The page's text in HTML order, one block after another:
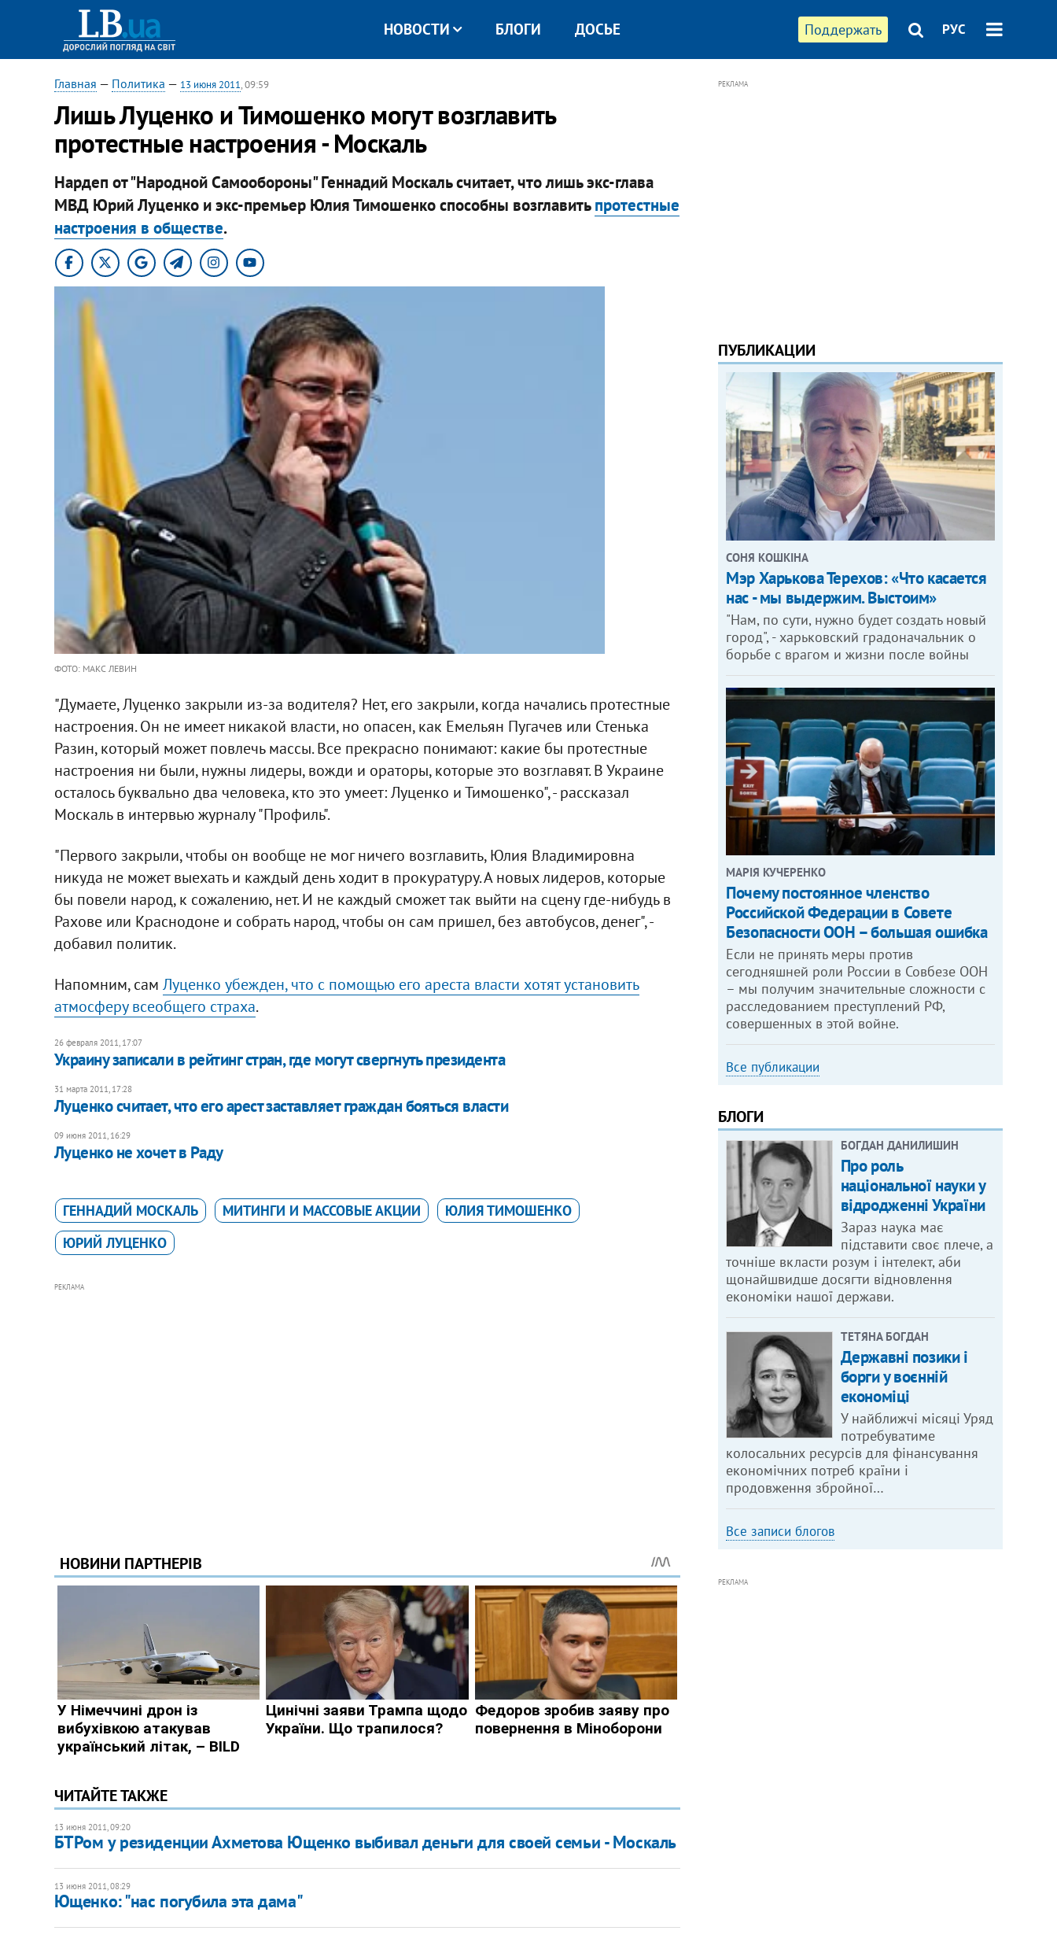
Поддержать РУС
НОВОСТИ БЛОГИ ДОСЬЕ
Главная — Политика — 13 июня 2011, 09:59
Лишь Луценко и Тимошенко могут возглавить
протестные настроения - Москаль
Нардеп от "Народной Самообороны" Геннадий Москаль считает, что лишь экс-глава
МВД Юрий Луценко и экс-премьер Юлия Тимошенко способны возглавитьпротестные
настроения в обществе.
ФОТО: МАКС ЛЕВИН
"Думаете, Луценко закрыли из-за водителя? Нет, его закрыли, когда начались протестные
настроения. Он не имеет никакой власти, но опасен, как Емельян Пугачев или Стенька
Разин, который может повлечь массы. Все прекрасно понимают: какие бы протестные
настроения ни были, нужны лидеры, вожди и ораторы, которые это возглавят. В Украине
осталось буквально два человека, кто это умеет: Луценко и Тимошенко", - рассказал
Москаль в интервью журналу "Профиль".
"Первого закрыли, чтобы он вообще не мог ничего возглавить, Юлия Владимировна
никуда не может выехать и каждый день ходит в прокуратуру. А новых лидеров, которые
бы повели народ, к сожалению, нет. И не каждый сможет так выйти на сцену где-нибудь в
Рахове или Краснодоне и собрать народ, чтобы он сам пришел, без автобусов, денег", -
добавил политик.
Напомним, сам Луценко убежден, что с помощью его ареста власти хотят установить
атмосферу всеобщего страха.
26 февраля 2011, 17:07
Украину записали в рейтинг стран, где могут свергнуть президента
31 марта 2011, 17:28
Луценко считает, что его арест заставляет граждан бояться власти
09 июня 2011, 16:29
Луценко не хочет в Раду
ГЕННАДИЙ МОСКАЛЬ МИТИНГИ И МАССОВЫЕ АКЦИИ
ЮЛИЯ ТИМОШЕНКО
ЮРИЙ ЛУЦЕНКО
РЕКЛАМА
ЧИТАЙТЕ ТАКЖЕ
13 июня 2011, 09:20
БТРом у резиденции Ахметова Ющенко выбивал деньги для своей семьи - Москаль
13 июня 2011, 08:29
Ющенко: "нас погубила эта дама"
РЕКЛАМА
ПУБЛИКАЦИИ
СОНЯ КОШКІНА
Мэр Харькова Терехов: «Что касается
нас - мы выдержим. Выстоим»
"Нам, по сути, нужно будет создать новый
город", - харьковский градоначальник о
борьбе с врагом и жизни после войны
МАРІЯ КУЧЕРЕНКО
​Почему постоянное членство
Российской Федерации в Совете
Безопасности ООН – большая ошибка
Если не принять меры против
сегодняшней роли России в Совбезе ООН
– мы получим значительные сложности с
расследованием преступлений РФ,
совершенных в этой войне.
Все публикации
БЛОГИ
БОГДАН ДАНИЛИШИН
Про роль
національної науки у
відродженні України
Зараз наука має
підставити своє плече, а
точніше вкласти розум і інтелект, аби
щонайшвидше досягти відновлення
економіки нашої держави.
ТЕТЯНА БОГДАН
Державні позики і
борги у воєнній
економіці
У найближчі місяці Уряд
потребуватиме
колосальних ресурсів для фінансування
економічних потреб країни і
продовження збройної…
Все записи блогов
РЕКЛАМА